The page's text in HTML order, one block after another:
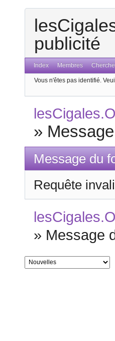
publicité
Index Membres
Vous n'êtes pas identifié.
»
Message du
Requête
» Message